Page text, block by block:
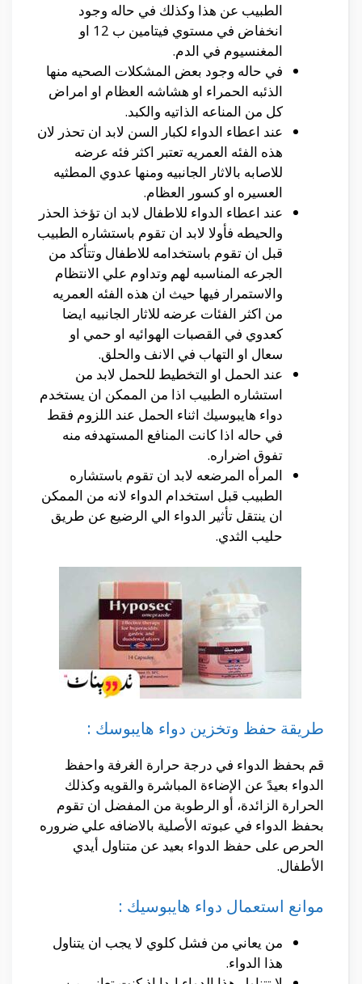
الطبيب عن هذا وكذلك في حاله وجود
انخفاض في مستوي فيتامين ب 12 او
المغنسيوم في الدم.
في حاله وجود بعض المشكلات الصحيه منها
الذئبه الحمراء او هشاشه العظام او امراض
كل من المناعه الذاتيه والكبد.
عند اعطاء الدواء لكبار السن لابد ان تحذر لان
هذه الفئه العمريه تعتبر اكثر فئه عرضه
للاصابه بالاثار الجانبيه ومنها عدوي المطثيه
العسيره او كسور العظام.
عند اعطاء الدواء للاطفال لابد ان تؤخذ الحذر
والحيطه فأولا لابد ان تقوم باستشاره الطبيب
قبل ان تقوم باستخدامه للاطفال وتتأكد من
الجرعه المناسبه لهم وتداوم علي الانتظام
والاستمرار فيها حيث ان هذه الفئه العمريه
من اكثر الفئات عرضه للاثار الجانبيه ايضا
كعدوي في القصبات الهوائيه او حمي او
سعال او التهاب في الانف والحلق.
عند الحمل او التخطيط للحمل لابد من
استشاره الطبيب اذا من الممكن ان يستخدم
دواء هايبوسيك اثناء الحمل عند اللزوم فقط
في حاله اذا كانت المنافع المستهدفه منه
تفوق اضراره.
المرأه المرضعه لابد ان تقوم باستشاره
الطبيب قبل استخدام الدواء لانه من الممكن
ان ينتقل تأثير الدواء الي الرضيع عن طريق
حليب الثدي.
طريقة حفظ وتخزين دواء هايبوسك :
قم بحفظ الدواء في درجة حرارة الغرفة واحفظ
الدواء بعيدً عن الإضاءة المباشرة والقويه وكذلك
الحرارة الزائدة، أو الرطوبة من المفضل ان تقوم
بحفظ الدواء في عبوته الأصلية بالاضافه علي ضروره
الحرص على حفظ الدواء بعيد عن متناول أيدي
الأطفال.
موانع استعمال دواء هايبوسيك :
من يعاني من فشل كلوي لا يجب ان يتناول
هذا الدواء.